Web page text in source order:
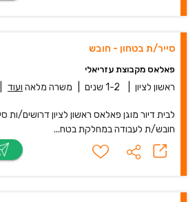
סייר/ת בטחון - חובש
פאלאס מקבוצת עזריאלי
ראשון לציון 1-2 שנים משרה מלאה ועוד
לבית דיור מוגן פאלאס ראשון לציון דרושים/
חובש/ת לעבודה במחלקת בטח...